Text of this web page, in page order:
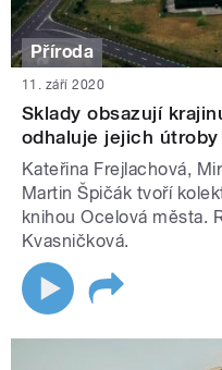
Příroda
11. září 2020
Sklady obsazují
odhaluje jejich
Kateřina Frejlachová,
Martin Špičák tvoří
knihou Ocelová města.
Kvasničková.